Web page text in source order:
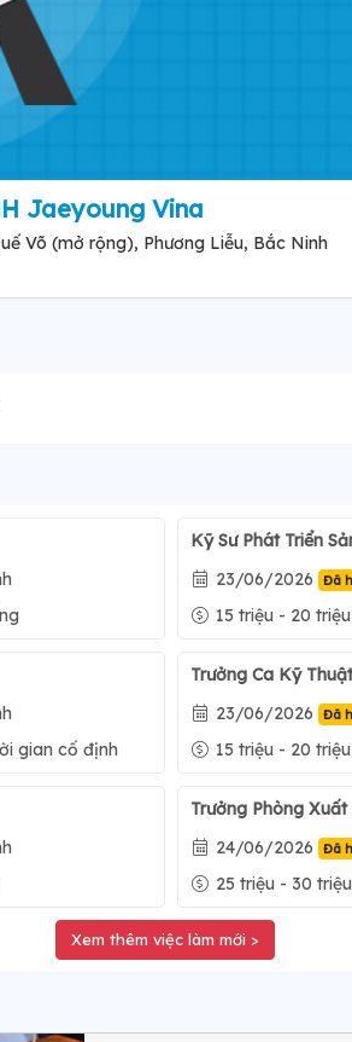
Jaeyoung Vina
Võ (mở rộng), Phương Liễu, Bắc Ninh
Kỹ Sư Phát Triển
23/06/2026 Đã
15 triệu - 20 triệu
gian cố định
Trưởng Ca Kỹ
23/06/2026 Đã
15 triệu - 20 triệu
Trưởng Phòng
24/06/2026 Đã
25 triệu - 30 triệu
Xem thêm việc làm mới >